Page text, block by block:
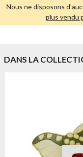
Nous ne disposons
plus vendu
DANS LA